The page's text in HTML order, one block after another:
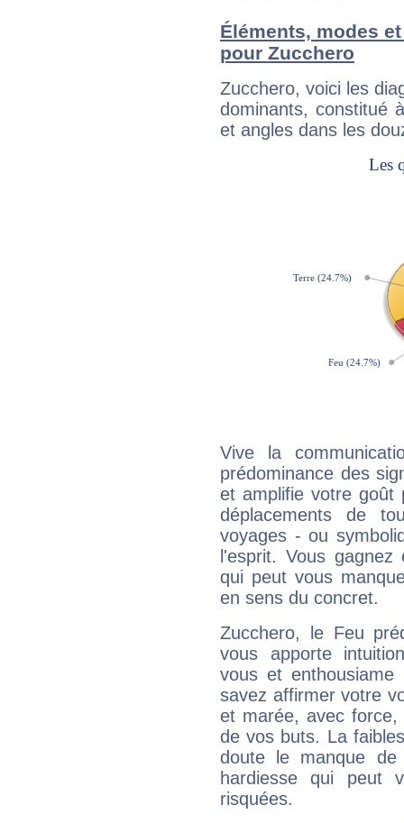
Éléments, modes
pour Zucchero
Zucchero, voici les
dominants, constitué
et angles dans les
Vive la
prédominance des
et amplifie votre goût
déplacements de
voyages - ou
l'esprit. Vous
qui peut vous
en sens du concret.
Zucchero, le Feu
vous apporte
vous et
savez affirmer votre
et marée, avec
de vos buts. La
doute le manque
hardiesse qui peut
risquées.